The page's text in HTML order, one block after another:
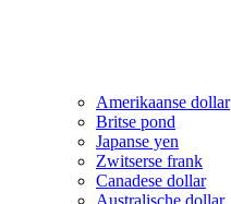
Amerikaanse dollar
Britse pond
Japanse yen
Zwitserse frank
Canadese dollar
Australische dollar